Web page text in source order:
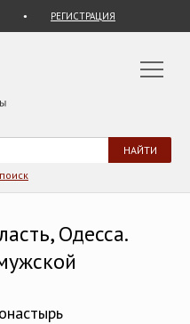
РЕГИСТРАЦИЯ
Одесса.